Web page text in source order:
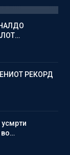
РЕКОРД
во…